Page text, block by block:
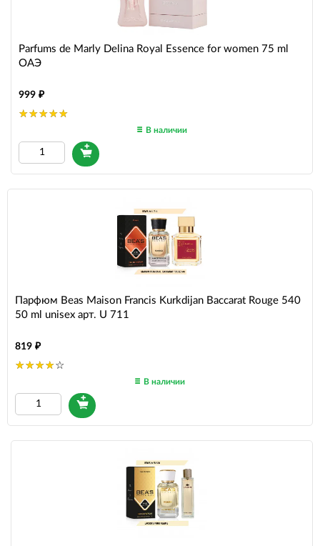
Parfums de Marly Delina Royal Essence for women 75 ml
ОАЭ
999
В наличии
Парфюм Beas Maison Francis Kurkdijan Baccarat Rouge 540
50 ml unisex арт. U 711
819
В наличии